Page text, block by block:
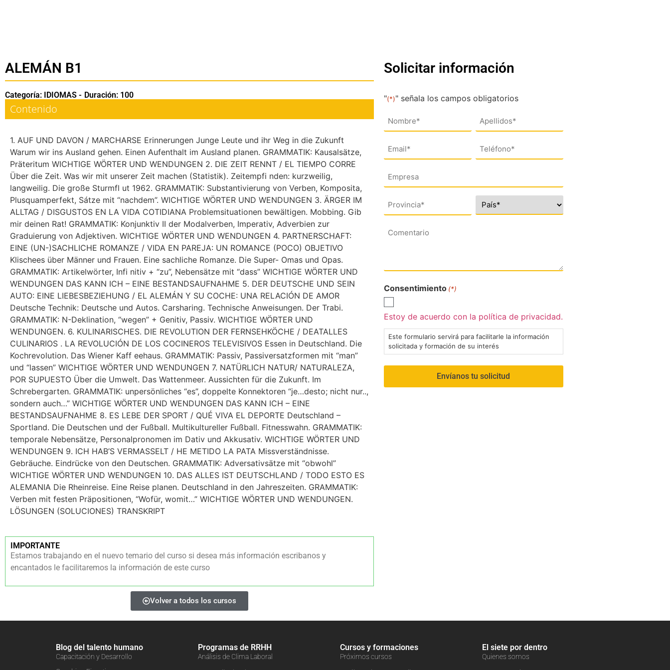
ALEMÁN B1
Categoría: IDIOMAS - Duración: 100
Contenido
1. AUF UND DAVON / MARCHARSE Erinnerungen Junge Leute und ihr Weg in die Zukunft
Warum wir ins Ausland gehen. Einen Aufenthalt im Ausland planen. GRAMMATIK: Kausalsätze,
Präteritum WICHTIGE WÖRTER UND WENDUNGEN 2. DIE ZEIT RENNT / EL TIEMPO CORRE
Über die Zeit. Was wir mit unserer Zeit machen (Statistik). Zeitempfi nden: kurzweilig,
langweilig. Die große Sturmfl ut 1962. GRAMMATIK: Substantivierung von Verben, Komposita,
Plusquamperfekt, Sátze mit “nachdem”. WICHTIGE WÖRTER UND WENDUNGEN 3. ÄRGER IM
ALLTAG / DISGUSTOS EN LA VIDA COTIDIANA Problemsituationen bewältigen. Mobbing. Gib
mir deinen Rat! GRAMMATIK: Konjunktiv II der Modalverben, Imperativ, Adverbien zur
Graduierung von Adjektiven. WICHTIGE WÖRTER UND WENDUNGEN 4. PARTNERSCHAFT:
EINE (UN-)SACHLICHE ROMANZE / VIDA EN PAREJA: UN ROMANCE (POCO) OBJETIVO
Klischees über Männer und Frauen. Eine sachliche Romanze. Die Super- Omas und Opas.
GRAMMATIK: Artikelwörter, Infi nitiv + “zu”, Nebensätze mit “dass” WICHTIGE WÖRTER UND
WENDUNGEN DAS KANN ICH – EINE BESTANDSAUFNAHME 5. DER DEUTSCHE UND SEIN
AUTO: EINE LIEBESBEZIEHUNG / EL ALEMÁN Y SU COCHE: UNA RELACIÓN DE AMOR
Deutsche Technik: Deutsche und Autos. Carsharing. Technische Anweisungen. Der Trabi.
GRAMMATIK: N-Deklination, “wegen” + Genitiv, Passiv. WICHTIGE WÖRTER UND
WENDUNGEN. 6. KULINARISCHES. DIE REVOLUTION DER FERNSEHKÖCHE / DEATALLES
CULINARIOS . LA REVOLUCIÓN DE LOS COCINEROS TELEVISIVOS Essen in Deutschland. Die
Kochrevolution. Das Wiener Kaff eehaus. GRAMMATIK: Passiv, Passiversatzformen mit “man”
und “lassen” WICHTIGE WÖRTER UND WENDUNGEN 7. NATÜRLICH NATUR/ NATURALEZA,
POR SUPUESTO Über die Umwelt. Das Wattenmeer. Aussichten für die Zukunft. Im
Schrebergarten. GRAMMATIK: unpersönliches “es”, doppelte Konnektoren “je…desto; nicht nur..,
sondern auch…” WICHTIGE WÖRTER UND WENDUNGEN DAS KANN ICH – EINE
BESTANDSAUFNAHME 8. ES LEBE DER SPORT / QUÉ VIVA EL DEPORTE Deutschland –
Sportland. Die Deutschen und der Fußball. Multikultureller Fußball. Fitnesswahn. GRAMMATIK:
temporale Nebensätze, Personalpronomen im Dativ und Akkusativ. WICHTIGE WÖRTER UND
WENDUNGEN 9. ICH HAB’S VERMASSELT / HE METIDO LA PATA Missverständnisse.
Gebräuche. Eindrücke von den Deutschen. GRAMMATIK: Adversativsätze mit “obwohl”
WICHTIGE WÖRTER UND WENDUNGEN 10. DAS ALLES IST DEUTSCHLAND / TODO ESTO ES
ALEMANIA Die Rheinreise. Eine Reise planen. Deutschland in den Jahreszeiten. GRAMMATIK:
Verben mit festen Präpositionen, “Wofür, womit…” WICHTIGE WÖRTER UND WENDUNGEN.
LÖSUNGEN (SOLUCIONES) TRANSKRIPT
IMPORTANTE
Estamos trabajando en el nuevo temario del curso si desea más información escribanos y
encantados le facilitaremos la información de este curso
Volver a todos los cursos
Solicitar información
"(*)" señala los campos obligatorios
Nombre
(*)
(*) (*)
Dirección
(*)
Consentimiento (*)
Estoy de acuerdo con la política de privacidad.
Este formulario servirá para facilitarle la información
solicitada y formación de su interés
Blog del talento humano
Capacitación y Desarrollo
Programas de RRHH
Análisis de Clima Laboral
Cursos y formaciones
Próximos cursos
El siete por dentro
Quienes somos